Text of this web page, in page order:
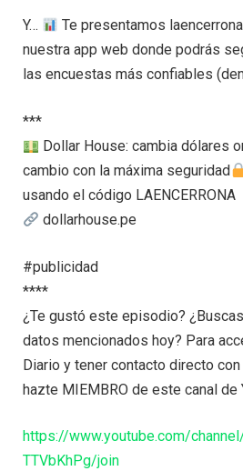
Y…
Te presentamos
nuestra app web donde podrás
las encuestas más confiables
***
Dollar House: cambia dólares
cambio con la máxima seguridad
usando el código LAENCERRONA
dollarhouse.pe
#publicidad
****
¿Te gustó este episodio?
datos mencionados hoy? Para
Diario y tener contacto directo
hazte MIEMBRO de este canal de
https://www.youtube.com/
TTVbKhPg/join